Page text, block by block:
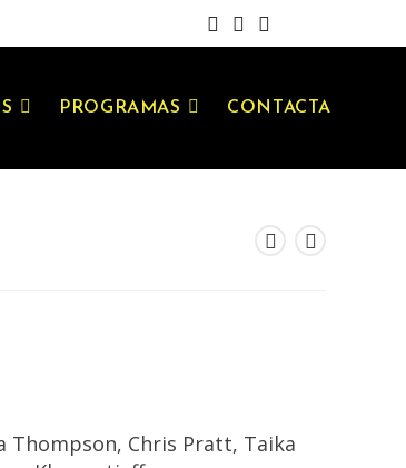
PROGRAMAS CONTACTA
Thompson, Chris Pratt, Taika